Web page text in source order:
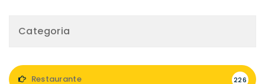
Categoria
Restaurante 226